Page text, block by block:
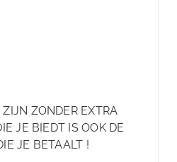
ZONDER EXTRA
JE BIEDT IS OOK DE
JE BETAALT !